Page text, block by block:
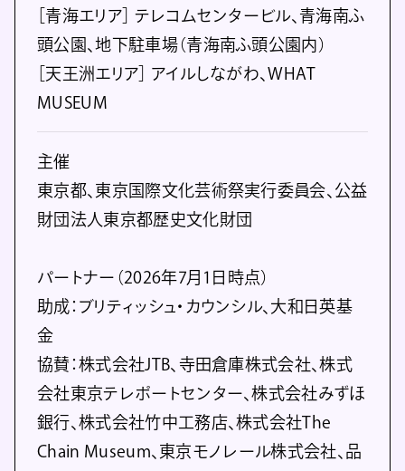
［青海エリア］ テレコムセンタービル、青海南ふ
頭公園、地下駐車場（青海南ふ頭公園内）
［天王洲エリア］ アイルしながわ、WHAT
MUSEUM
主催
東京都、東京国際文化芸術祭実行委員会、公益
財団法人東京都歴史文化財団
パートナー（2026年7月1日時点）
助成：ブリティッシュ・カウンシル、大和日英基
金
協賛：株式会社JTB、寺田倉庫株式会社、株式
会社東京テレポートセンター、株式会社みずほ
銀行、株式会社竹中工務店、株式会社The
Chain Museum、東京モノレール株式会社、品